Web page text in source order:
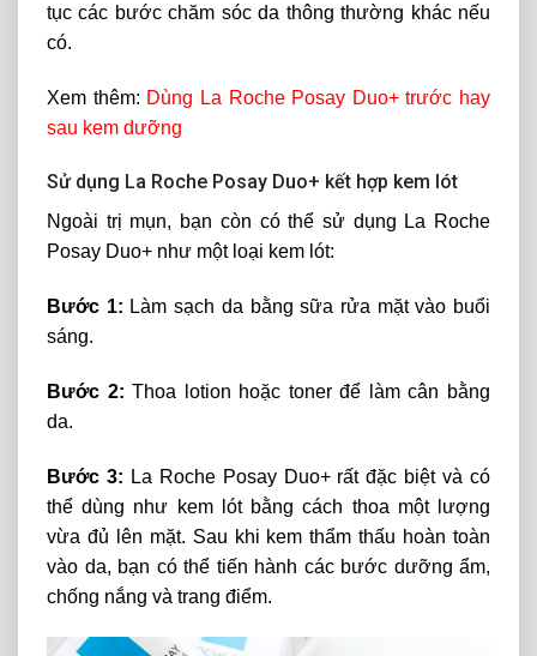
tục các bước chăm sóc da thông thường khác nếu
có.
Xem thêm: Dùng La Roche Posay Duo+ trước hay
sau kem dưỡng
Sử dụng La Roche Posay Duo+ kết hợp kem lót
Ngoài trị mụn, bạn còn có thể sử dụng La Roche
Posay Duo+ như một loại kem lót:
Bước 1: Làm sạch da bằng sữa rửa mặt vào buổi
sáng.
Bước 2: Thoa lotion hoặc toner để làm cân bằng
da.
Bước 3: La Roche Posay Duo+ rất đặc biệt và có
thể dùng như kem lót bằng cách thoa một lượng
vừa đủ lên mặt. Sau khi kem thẩm thấu hoàn toàn
vào da, bạn có thể tiến hành các bước dưỡng ẩm,
chống nắng và trang điểm.